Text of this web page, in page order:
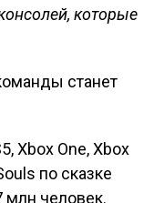
которые
Xbox One, Xbox
по сказке
млн человек.